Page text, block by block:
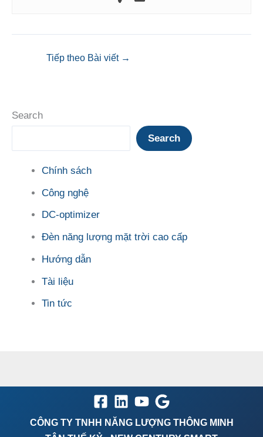
Tiếp theo Bài viết →
Search
Search
Chính sách
Công nghệ
DC-optimizer
Đèn năng lượng mặt trời cao cấp
Hướng dẫn
Tài liệu
Tin tức
CÔNG TY TNHH NĂNG LƯỢNG THÔNG MINH